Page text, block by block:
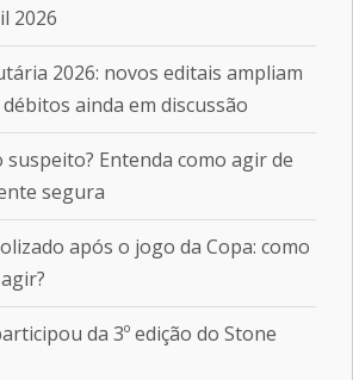
2026
2026: novos editais ampliam
ainda em discussão
suspeito? Entenda como agir de
segura
após o jogo da Copa: como
da 3º edição do Stone